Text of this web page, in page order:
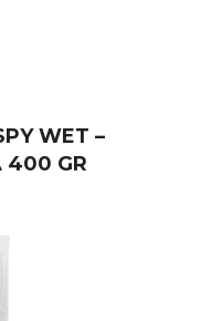
WET –
400 GR